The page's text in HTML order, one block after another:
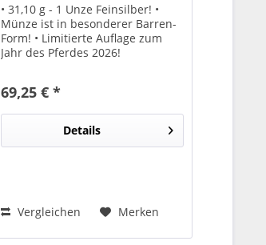
• 31,10 g - 1 Unze Feinsilber! •
Münze ist in besonderer Barren-
Form! • Limitierte Auflage zum
Jahr des Pferdes 2026!
69,25 € *
Details
Vergleichen Merken